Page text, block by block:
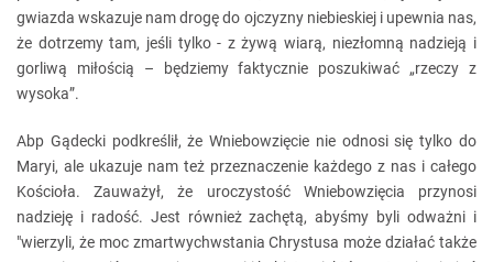
gwiazda wskazuje nam drogę do ojczyzny niebieskiej i upewnia nas,
że dotrzemy tam, jeśli tylko - z żywą wiarą, niezłomną nadzieją i
gorliwą miłością – będziemy faktycznie poszukiwać „rzeczy z
wysoka”.
Abp Gądecki podkreślił, że Wniebowzięcie nie odnosi się tylko do
Maryi, ale ukazuje nam też przeznaczenie każdego z nas i całego
Kościoła. Zauważył, że uroczystość Wniebowzięcia przynosi
nadzieję i radość. Jest również zachętą, abyśmy byli odważni i
"wierzyli, że moc zmartwychwstania Chrystusa może działać także